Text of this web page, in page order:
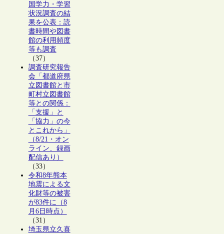
国学力・学習
状況調査の結
果を公表：読
書時間や図書
館の利用頻度
等も調査
（37）
調査研究報告
会「都道府県
立図書館と市
町村立図書館
等との関係：
「支援」と
「協力」の今
とこれから」
（8/21・オン
ライン、録画
配信あり）
（33）
令和8年熊本
地震による文
化財等の被害
が83件に（8
月6日時点）
（31）
埼玉県立久喜